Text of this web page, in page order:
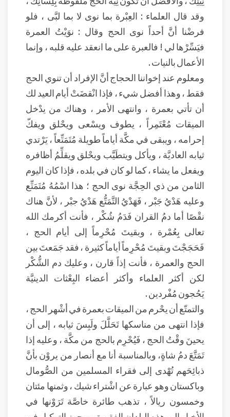
وقد قال العلماء : العِبْرة بما نوى لا بما لبَّى ، فلو
فرضْنا أنَّ أحداً نوى الحج وقال : نوَيْتُ العمرة
فيَسِّرْها لي ! فالعبرة على ما انعقد عليه قلبه ، وإنما
الأعمال بالنيات .
ومعلوم عند إخواننا الحجاج أنَّ الإفراد أن تنوي الحج
فقط ، وهذا أفضل شيء ، فإذا انْقضَتْ أيام العيد لك
أن تأتي بعمرة ، وانتهى الأمر ، وهناك من يدْخل
الميقات مُعْتَمِراً ، يطوف ويسْعى ويحْلق ويفكّ
إحرامه ، ويبقى في مكَّة أياماً طويلة مُتَمَتِّعاً ، يَرْتدي
ثيابه العاديَّة ، ويأكل ويتطَيَّب ويحْلق ويقلِّمُ أظافره
ويفعل ما يشاء ، كما لو كان في بلده ، فإذا كان اليوم
الثامن من ذي الحِجَّة نوى الحج ؛ هذا اسْمُهُ مُتَمَتِّع
وعليه هَدْيُ جَبْر ، فَهَدْيُ التَّمَتُّع هَدْيُ جبْر ، لأنَّ هناك
نقْصًا أما دمُ القران فَدَمُ شُكْر ، فأنت أكرمك الله
تعالى بِعُمْرة ، وبقيتَ مُحْرِماً إلى أيام الحج ،
فَحَجَجْتَ وبقيتَ مُحْرِماً أياماً كثيرة ، فقد جَمَعتَ بين
الحج والعمرة ، فأنت إذاً قارن ، وعليك دم الشُّكْر
لكن أكثر العلماء وأكثر أعضاء البِعْثات الدينيَّة
يَحُجون مُفْردين .
والتمتّع أن يحْرم من الميقات بعمرة في أشْهر الحج ،
فإذا انتهى من مناسكها تَحَلَّلَ ولَبِسَ ثيابه ، إلى أن
يحينَ وقْتُ الحج ، فَيُحْرِم بالحج من مكَّة ، وعليه إذا
تَمَتَّعَ دمُ شاةٍ، وبالمناسبة أنا مع أنصار من يروْن بأنَّ
ذبائِحَهم تُهْدى إلى فقراء المسلمين من الصُّومال
وباكستان وهو عبارة عن اشْتراء شيك ، وثمنها مئتان
وخمسون ريالاً ، تذهب طائرة خاصَّة تَرَوْنها في